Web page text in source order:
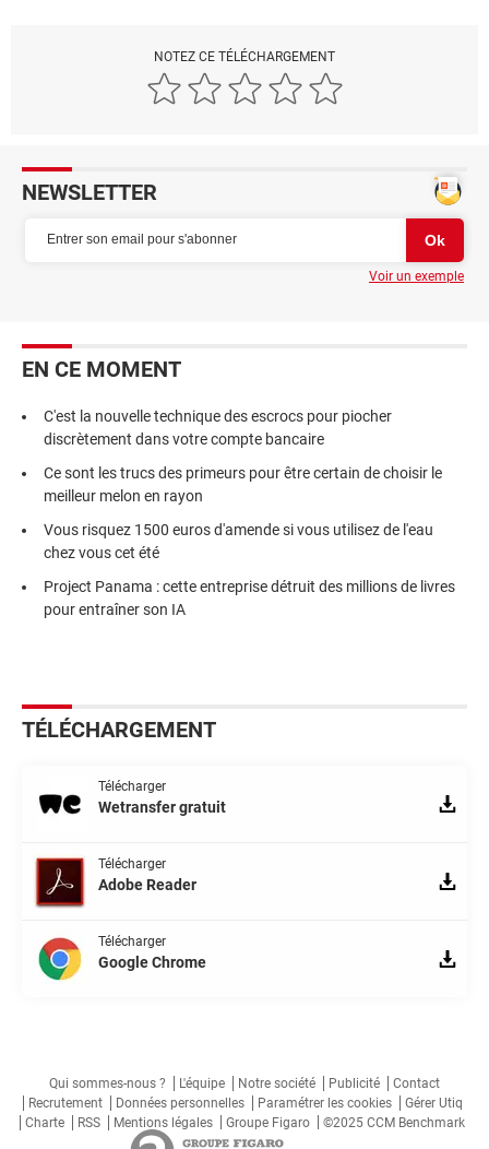
NOTEZ CE TÉLÉCHARGEMENT
NEWSLETTER
Voir un exemple
EN CE MOMENT
C'est la nouvelle technique des escrocs pour piocher
discrètement dans votre compte bancaire
Ce sont les trucs des primeurs pour être certain de choisir le
meilleur melon en rayon
Vous risquez 1500 euros d'amende si vous utilisez de l'eau
chez vous cet été
Project Panama : cette entreprise détruit des millions de livres
pour entraîner son IA
TÉLÉCHARGEMENT
Télécharger
Wetransfer gratuit
Télécharger
Adobe Reader
Télécharger
Google Chrome
Qui sommes-nous ? L'équipe Notre société Publicité
Contact
Recrutement
Données personnelles Paramétrer les cookies
Gérer Utiq
Charte
RSS Mentions légales Groupe Figaro ©2025 CCM Benchmark